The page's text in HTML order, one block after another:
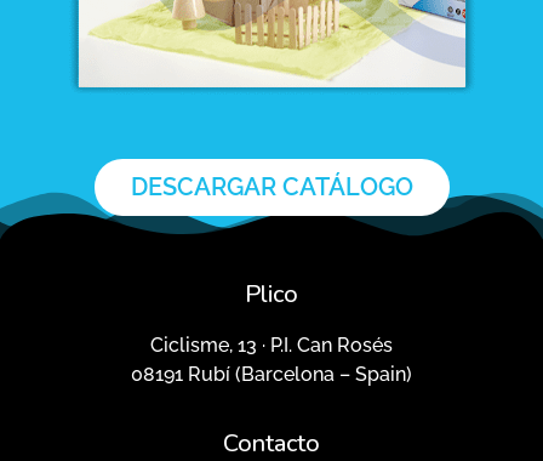
DESCARGAR CATÁLOGO
Plico
Ciclisme, 13 · P.I. Can Rosés
08191 Rubí (Barcelona – Spain)
Contacto